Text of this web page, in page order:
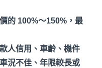
的 100%～150% ，最
人信用、車齡、機件
況不佳、年限較長或